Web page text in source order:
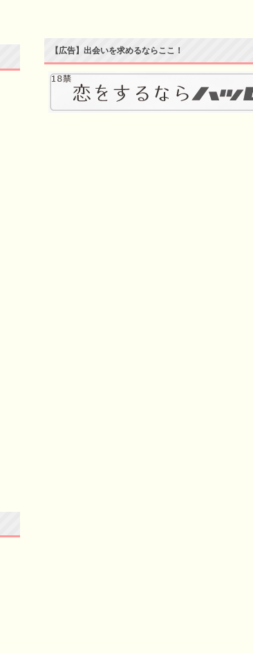
【広告】出会いを求めるならここ！